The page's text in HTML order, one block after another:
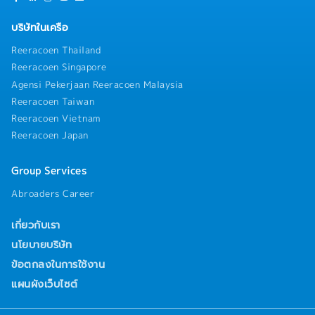
DockerInfrastructure: GCPTeam structure: 6 people
บริษัทในเครือ
Reeracoen Thailand
Reeracoen Singapore
Agensi Pekerjaan Reeracoen Malaysia
Reeracoen Taiwan
Reeracoen Vietnam
Reeracoen Japan
Group Services
Abroaders Career
เกี่ยวกับเรา
นโยบายบริษัท
ข้อตกลงในการใช้งาน
แผนผังเว็บไซต์